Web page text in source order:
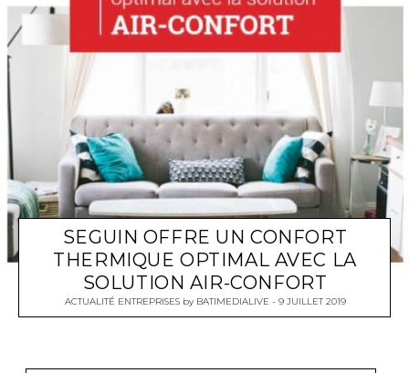
SEGUIN OFFRE UN CONFORT
THERMIQUE OPTIMAL AVEC LA
SOLUTION AIR-CONFORT
ACTUALITÉ ENTREPRISESby BATIMEDIALIVE 9 JUILLET 2019